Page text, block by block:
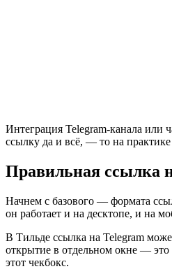
Интеграция Telegram-канала или
ссылку да и всё, — то на
Правильная ссылка
Начнем с базового — формата
он работает и на десктопе, и на
В Тильде ссылка на Telegram
открытие в отдельном окне —
этот чекбокс.